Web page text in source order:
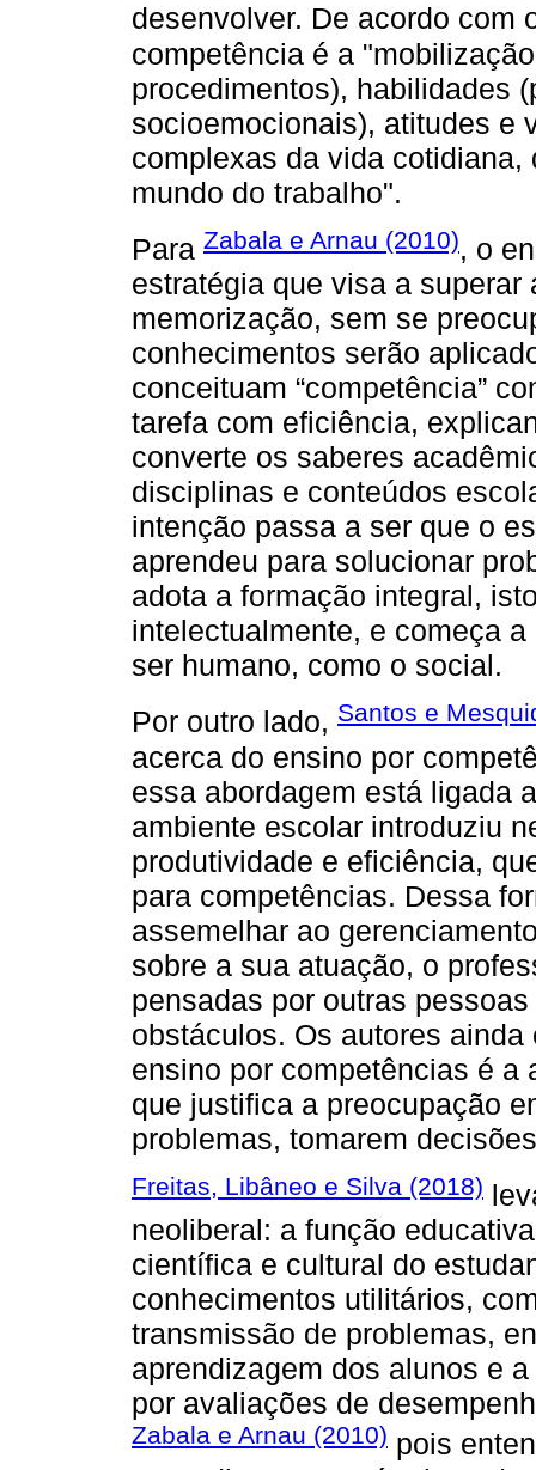
desenvolver. De acordo com
competência é a
procedimentos), habilidades
socioemocionais), atitudes e
complexas da vida
mundo do trabalho".
Para Zabala e Arnau (2010), o
estratégia que visa a
memorização, sem se
conhecimentos serão
conceituam “competência”
tarefa com eficiência,
converte os saberes
disciplinas e conteúdos
intenção passa a ser que o
aprendeu para solucionar
adota a formação integral,
intelectualmente, e começa
ser humano, como o social.
Por outro lado, Santos e
acerca do ensino por
essa abordagem está ligada
ambiente escolar introduziu
produtividade e eficiência,
para competências. Dessa
assemelhar ao
sobre a sua atuação, o
pensadas por outras
obstáculos. Os autores
ensino por competências é a
que justifica a preocupação
problemas, tomarem
Freitas, Libâneo e Silva (2018)
neoliberal: a função
científica e cultural do
conhecimentos utilitários,
transmissão de problemas,
aprendizagem dos alunos e
por avaliações de
Zabala e Arnau (2010) pois